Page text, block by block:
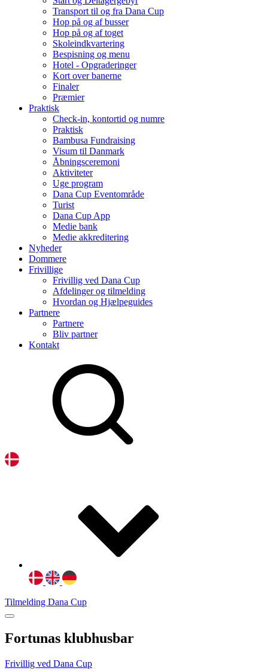
Transport til og fra Dana Cup
Hop på og af busser
Hop på og af toget
Skoleindkvartering
Bespisning og menu
Hotel - Opgraderinger
Kort over banerne
Finaler
Præmier
Praktisk
Check-in, kontortid og numre
Praktisk
Bambusa Fundraising
Visum til Danmark
Åbningsceremoni
Aktiviteter
Uge program
Dana Cup Eventområde
Turist
Dana Cup App
Medie bank
Medie akkreditering
Nyheder
Dommere
Frivillige
Frivillig ved Dana Cup
Afdelinger og tilmelding
Hvordan og Hjælpeguides
Partnere
Partnere
Bliv partner
Kontakt
Tilmelding Dana Cup
Fortunas klubhusbar
Frivillig ved Dana Cup